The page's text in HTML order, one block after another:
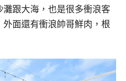
灘跟大海，也是很多衝浪客
面還有衝浪帥哥鮮肉，根